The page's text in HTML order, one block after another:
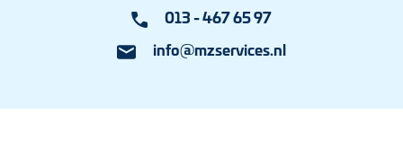
013 - 467 65 97
info@mzservices.nl